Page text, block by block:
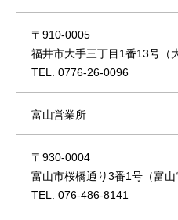
〒910-0005
福井市大手三丁目1番13号（
TEL. 0776-26-0096
富山営業所
〒930-0004
富山市桜橋通り3番1号（富山
TEL. 076-486-8141